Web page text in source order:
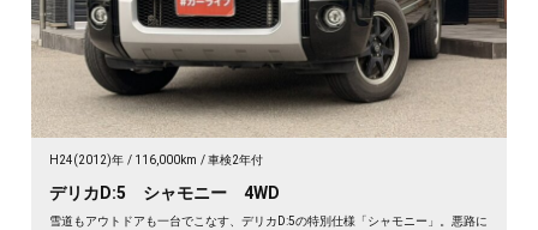
H24(2012)年 116,000km 車検2年付
デリカD:5 シャモニー 4WD
雪道もアウトドアも一台でこなす、デリカD:5の特別仕様「シャモニー」。悪路に